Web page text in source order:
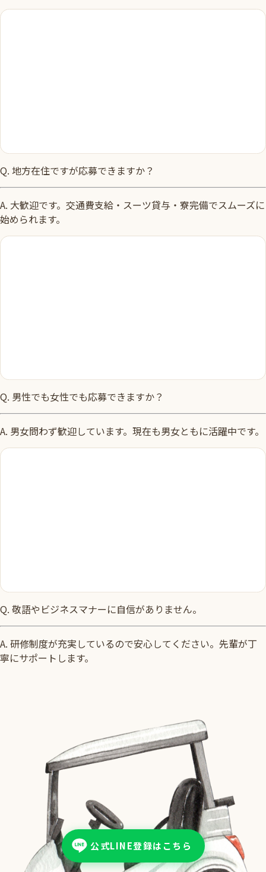
Q. 地方在住ですが応募できますか？
A. 大歓迎です。交通費支給・スーツ貸与・寮完備でスムーズに
始められます。
Q. 男性でも女性でも応募できますか？
A. 男女問わず歓迎しています。現在も男女ともに活躍中です。
Q. 敬語やビジネスマナーに自信がありません。
A. 研修制度が充実しているので安心してください。先輩が丁
寧にサポートします。
公式LINE登録はこちら